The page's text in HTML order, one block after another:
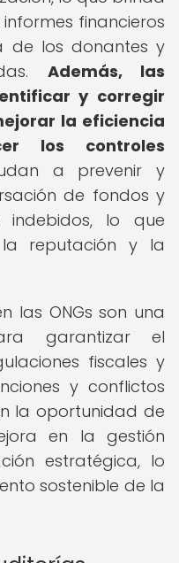
financieros
de los donantes y
Además, las
y corregir
la eficiencia
los controles
a prevenir y
de fondos y
indebidos, lo que
reputación y la
las ONGs son una
garantizar el
fiscales y
y conflictos
la oportunidad de
en la gestión
estratégica, lo
sostenible de la